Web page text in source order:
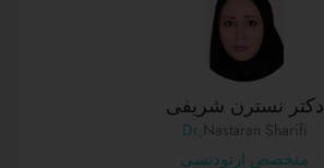
دکتر نسترن شریفی
Nastaran Sharifi
,Dr
متخصص ارتودنسی